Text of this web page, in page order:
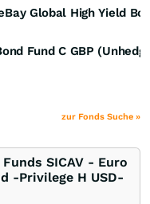
Global High Yield
Fund C GBP
zur Fonds Suche »
SICAV - Euro
-Privilege H USD-